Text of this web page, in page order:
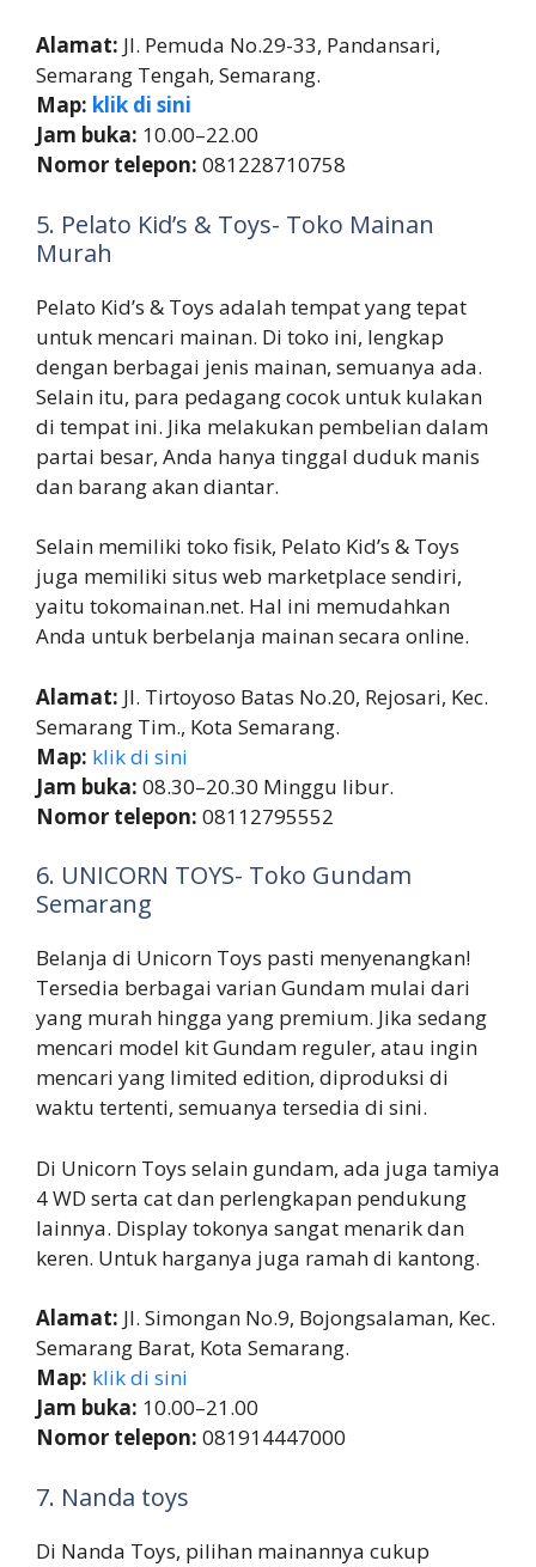
Alamat: Jl. Pemuda No.29-33, Pandansari,
Semarang Tengah, Semarang.
Map: klik di sini
Jam buka: 10.00–22.00
Nomor telepon: 081228710758
5. Pelato Kid’s & Toys- Toko Mainan
Murah
Pelato Kid’s & Toys adalah tempat yang tepat
untuk mencari mainan. Di toko ini, lengkap
dengan berbagai jenis mainan, semuanya ada.
Selain itu, para pedagang cocok untuk kulakan
di tempat ini. Jika melakukan pembelian dalam
partai besar, Anda hanya tinggal duduk manis
dan barang akan diantar.
Selain memiliki toko fisik, Pelato Kid’s & Toys
juga memiliki situs web marketplace sendiri,
yaitu tokomainan.net. Hal ini memudahkan
Anda untuk berbelanja mainan secara online.
Alamat: Jl. Tirtoyoso Batas No.20, Rejosari, Kec.
Semarang Tim., Kota Semarang.
Map: klik di sini
Jam buka: 08.30–20.30 Minggu libur.
Nomor telepon: 08112795552
6. UNICORN TOYS- Toko Gundam
Semarang
Belanja di Unicorn Toys pasti menyenangkan!
Tersedia berbagai varian Gundam mulai dari
yang murah hingga yang premium. Jika sedang
mencari model kit Gundam reguler, atau ingin
mencari yang limited edition, diproduksi di
waktu tertenti, semuanya tersedia di sini.
Di Unicorn Toys selain gundam, ada juga tamiya
4 WD serta cat dan perlengkapan pendukung
lainnya. Display tokonya sangat menarik dan
keren. Untuk harganya juga ramah di kantong.
Alamat: Jl. Simongan No.9, Bojongsalaman, Kec.
Semarang Barat, Kota Semarang.
Map: klik di sini
Jam buka: 10.00–21.00
Nomor telepon: 081914447000
7. Nanda toys
Di Nanda Toys, pilihan mainannya cukup